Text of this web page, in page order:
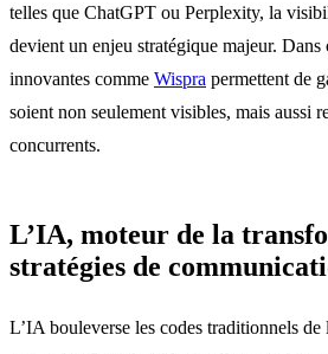
telles que ChatGPT ou Perplexity, la
devient un enjeu stratégique majeur. Dans
innovantes comme Wispra permettent de
soient non seulement visibles, mais aussi
concurrents.
L’IA, moteur de la
stratégies de
L’IA bouleverse les codes traditionnels